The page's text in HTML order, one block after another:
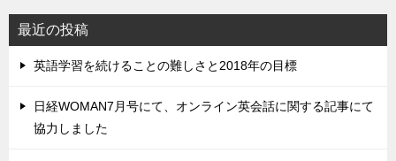
最近の投稿
英語学習を続けることの難しさと2018年の目標
日経WOMAN7月号にて、オンライン英会話に関する記事にて
協力しました